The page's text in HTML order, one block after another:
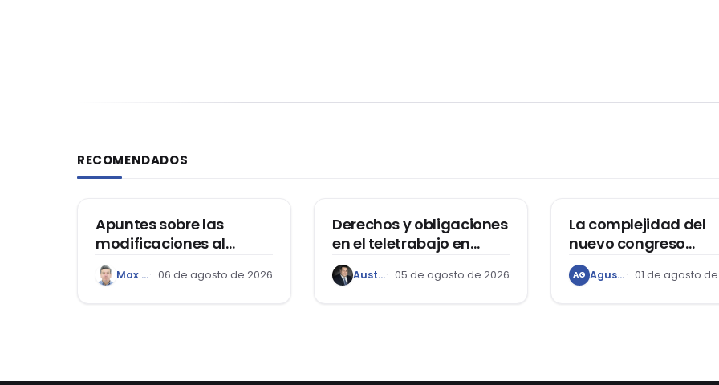
RECOMENDADOS
DERECHO REGISTRAL
Apuntes sobre las
modificaciones al
Reglamento del Decreto
Legislativo Nº 1400, que
Max Adolfo Panay Cuya 06 de agosto de 2026
Derechos y obligaciones
en el teletrabajo en
Honduras
Austin Ricardo Beaumont Rivera 05 de agosto de 2026
La complejidad del
nuevo congreso
bicameral
AG Agustín Grández 01 de agosto